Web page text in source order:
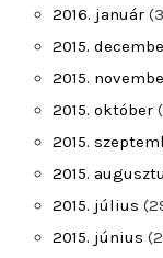
2016. január
2015.
2015.
2015. október
2015.
2015.
2015. július
2015. június